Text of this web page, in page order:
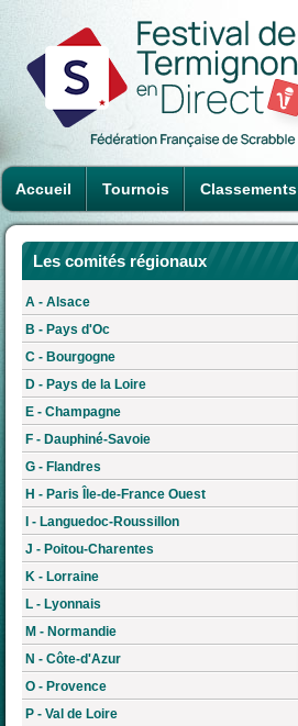
Accueil Tournois Classements
Les comités régionaux
A - Alsace
B - Pays d'Oc
C - Bourgogne
D - Pays de la Loire
E - Champagne
F - Dauphiné-Savoie
G - Flandres
H - Paris Île-de-France Ouest
I - Languedoc-Roussillon
J - Poitou-Charentes
K - Lorraine
L - Lyonnais
M - Normandie
N - Côte-d'Azur
O - Provence
P - Val de Loire